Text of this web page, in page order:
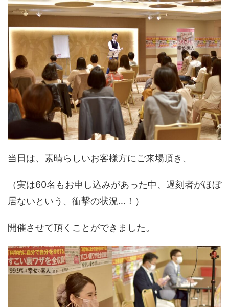
当日は、素晴らしいお客様方にご来場頂き、
（実は60名もお申し込みがあった中、遅刻者がほぼ
居ないという、衝撃の状況…！）
開催させて頂くことができました。